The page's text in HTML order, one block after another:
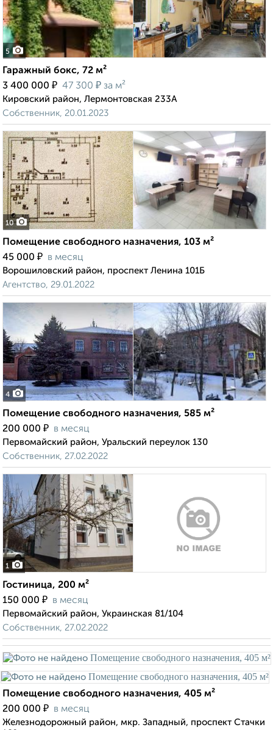
5
Гаражный бокс, 72 м²
3 400 000 ₽ 47 300 ₽ за м²
Кировский район, Лермонтовская 233А
Собственник, 20.01.2023
10
Помещение свободного назначения, 103 м²
45 000 ₽ в месяц
Ворошиловский район, проспект Ленина 101Б
Агентство, 29.01.2022
4
Помещение свободного назначения, 585 м²
200 000 ₽ в месяц
Первомайский район, Уральский переулок 130
Собственник, 27.02.2022
1
Гостиница, 200 м²
150 000 ₽ в месяц
Первомайский район, Украинская 81/104
Собственник, 27.02.2022
Помещение свободного назначения, 405 м²
200 000 ₽ в месяц
Железнодорожный район, мкр. Западный, проспект Стачки